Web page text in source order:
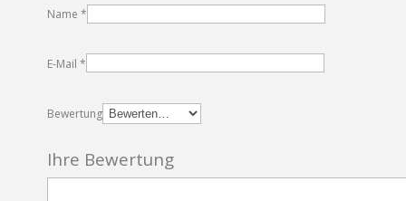
Name *
E-Mail *
Bewertung
Ihre Bewertung